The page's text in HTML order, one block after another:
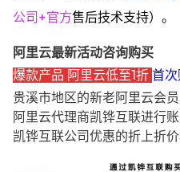
公司+官方售后技术支持）。
阿里云最新活动咨询购买
爆款产品 阿里云低至1折 首次
贵溪市地区的新老阿里云会
阿里云代理商凯铧互联进行
凯铧互联公司优惠的折上折价